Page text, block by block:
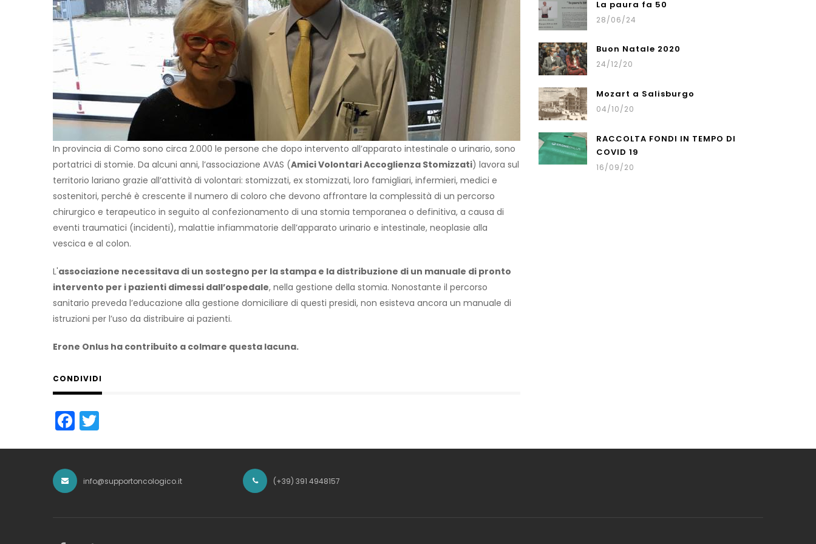
In provincia di Como sono circa 2.000 le persone che dopo intervento all’apparato intestinale o urinario, sono
portatrici di stomie. Da alcuni anni, l’associazione AVAS (Amici Volontari Accoglienza Stomizzati) lavora sul
territorio lariano grazie all’attività di volontari: stomizzati, ex stomizzati, loro famigliari, infermieri, medici e
sostenitori, perché è crescente il numero di coloro che devono affrontare la complessità di un percorso
chirurgico e terapeutico in seguito al confezionamento di una stomia temporanea o definitiva, a causa di
eventi traumatici (incidenti), malattie infiammatorie dell’apparato urinario e intestinale, neoplasie alla
vescica e al colon.
L'associazione necessitava di un sostegno per la stampa e la distribuzione di un manuale di pronto
intervento per i pazienti dimessi dall’ospedale, nella gestione della stomia. Nonostante il percorso
sanitario preveda l’educazione alla gestione domiciliare di questi presidi, non esisteva ancora un manuale di
istruzioni per l’uso da distribuire ai pazienti.
Erone Onlus ha contribuito a colmare questa lacuna.
CONDIVIDI
Facebook
La paura fa 50
28/06/24
Buon Natale 2020
24/12/20
Mozart a Salisburgo
04/10/20
RACCOLTA FONDI IN TEMPO DI
COVID 19
16/09/20
info@supportoncologico.it (+39) 391 4948157